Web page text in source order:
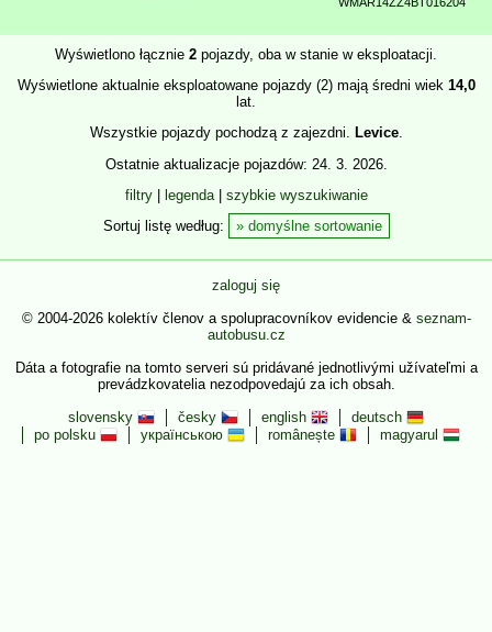
Wyświetlono łącznie 2 pojazdy, oba w stanie w eksploatacji.
Wyświetlone aktualnie eksploatowane pojazdy (2) mają średni wiek 14,0
lat.
Wszystkie pojazdy pochodzą z zajezdni. Levice.
Ostatnie aktualizacje pojazdów: 24. 3. 2026.
filtry| legenda| szybkie wyszukiwanie
Sortuj listę według:
domyślne sortowanie
zaloguj się
© 2004-2026 kolektív členov a spolupracovníkov evidencie & seznam-
autobusu.cz
Dáta a fotografie na tomto serveri sú pridávané jednotlivými užívateľmi a
prevádzkovatelia nezodpovedajú za ich obsah.
slovensky
česky english
deutsch
po polsku
українською românește magyarul